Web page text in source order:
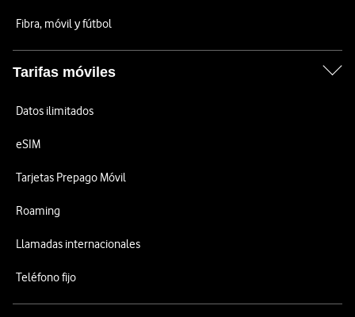
Fibra, móvil y fútbol
Tarifas móviles
Datos ilimitados
eSIM
Tarjetas Prepago Móvil
Roaming
Llamadas internacionales
Teléfono fijo